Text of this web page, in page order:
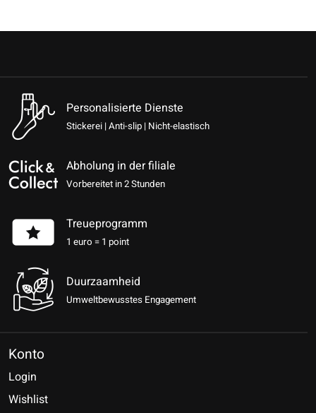
Personalisierte Dienste
Stickerei | Anti-slip | Nicht-elastisch
Abholung in der filiale
Vorbereitet in 2 Stunden
Treueprogramm
1 euro = 1 point
Duurzaamheid
Umweltbewusstes Engagement
Konto
Login
Wishlist